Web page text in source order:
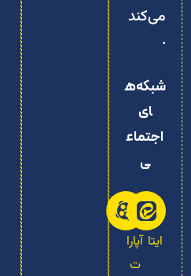
می‌کند
.
شبکه‌ه
ای
اجتماع
ی
آپارا
ت
ایتا